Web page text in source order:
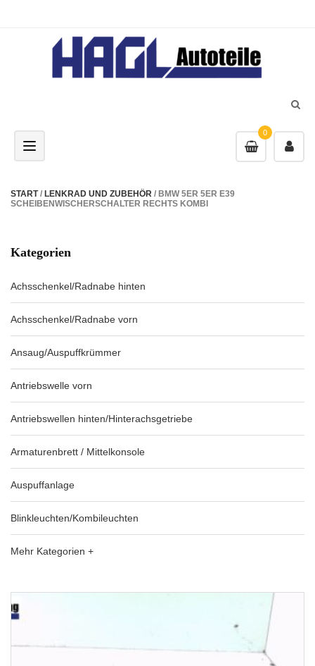
0
Toggle navigation
START/ LENKRAD UND ZUBEHÖR / BMW 5ER 5ER E39
SCHEIBENWISCHERSCHALTER RECHTS KOMBI
Kategorien
Achsschenkel/Radnabe hinten
Achsschenkel/Radnabe vorn
Ansaug/Auspuffkrümmer
Antriebswelle vorn
Antriebswellen hinten/Hinterachsgetriebe
Armaturenbrett / Mittelkonsole
Auspuffanlage
Blinkleuchten/Kombileuchten
Mehr Kategorien +